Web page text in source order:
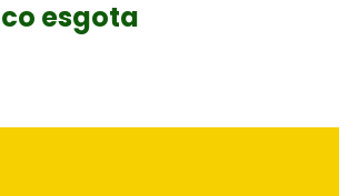
esgota